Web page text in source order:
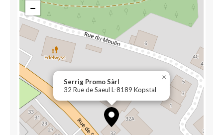
Serrig Promo Sàrl
32 Rue de Saeul L-8189 Kopstal
×
−